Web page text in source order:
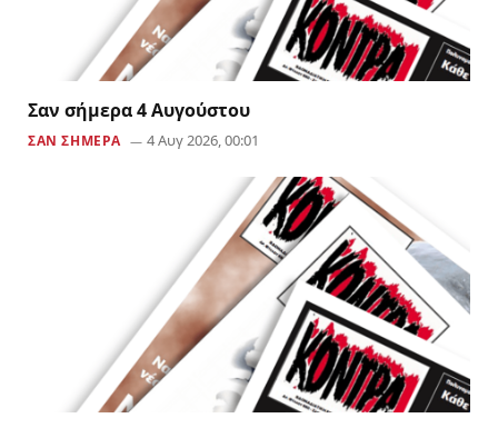
Σαν σήμερα 4 Αυγούστου
ΣΑΝ ΣΗΜΕΡΑ 4 Αυγ 2026, 00:01